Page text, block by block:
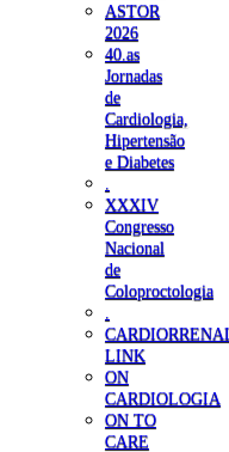
ASTOR
2026
40.as
Jornadas
de
Cardiologia,
Hipertensão
e Diabetes
XXXIV
Congresso
Nacional
de
Coloproctologia
LINK
ON
CARDIOLOGIA
ON TO
CARE